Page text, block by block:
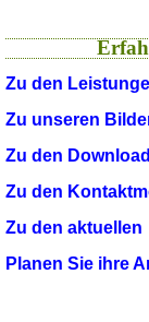
Zu den
Zu unseren
Zu den
Zu den
Zu den aktuellen
Planen Sie ihre